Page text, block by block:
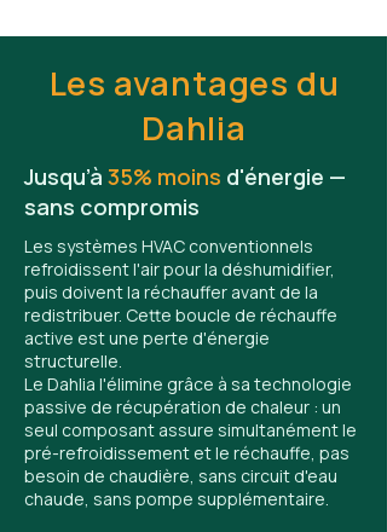
Les avantages du
Dahlia
Jusqu’à 35% moins d'énergie —
sans compromis
Les systèmes HVAC conventionnels
refroidissent l'air pour la déshumidifier,
puis doivent la réchauffer avant de la
redistribuer. Cette boucle de réchauffe
active est une perte d'énergie
structurelle.
Le Dahlia l'élimine grâce à sa technologie
passive de récupération de chaleur : un
seul composant assure simultanément le
pré-refroidissement et le réchauffe, pas
besoin de chaudière, sans circuit d'eau
chaude, sans pompe supplémentaire.